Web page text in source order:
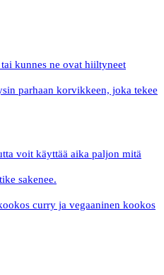
kunnes ne ovat hiiltyneet
parhaan korvikkeen, joka tekee
voit käyttää aika paljon mitä
sakenee.
curry ja vegaaninen kookos